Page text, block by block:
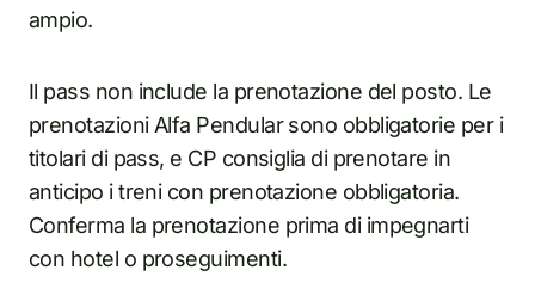
ampio.
Il pass non include la prenotazione del posto. Le
prenotazioni Alfa Pendular sono obbligatorie per i
titolari di pass, e CP consiglia di prenotare in
anticipo i treni con prenotazione obbligatoria.
Conferma la prenotazione prima di impegnarti
con hotel o proseguimenti.